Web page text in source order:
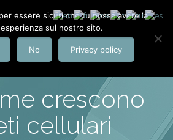
crescono
cellulari
essere sicuri che tu possa avere la
sul nostro sito.
No Privacy policy